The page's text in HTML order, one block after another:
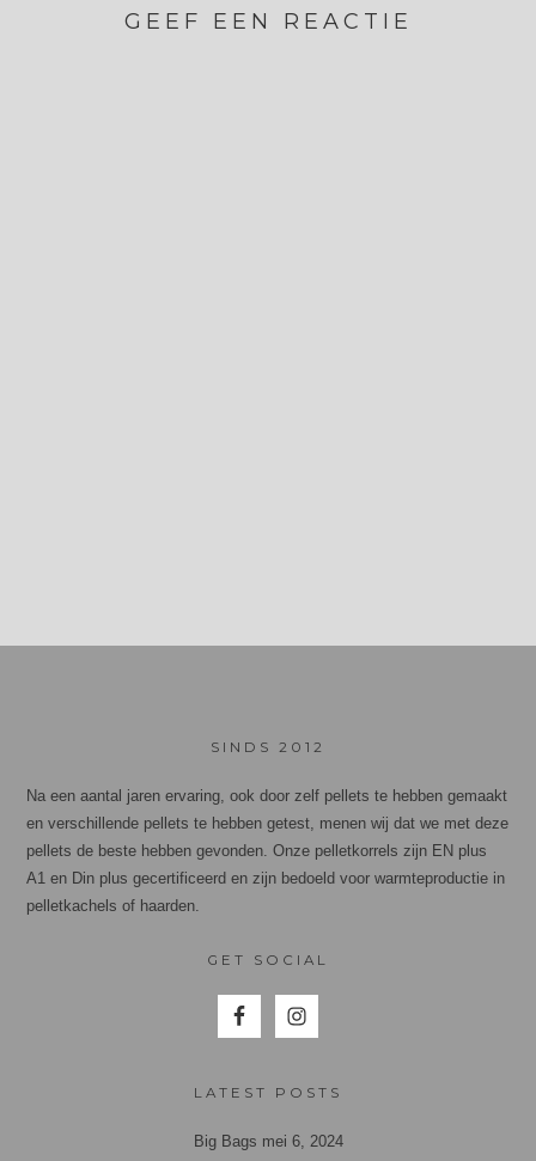
GEEF EEN REACTIE
SINDS 2012
Na een aantal jaren ervaring, ook door zelf pellets te hebben gemaakt
en verschillende pellets te hebben getest, menen wij dat we met deze
pellets de beste hebben gevonden. Onze pelletkorrels zijn EN plus
A1 en Din plus gecertificeerd en zijn bedoeld voor warmteproductie in
pelletkachels of haarden.
GET SOCIAL
LATEST POSTS
Big Bags mei 6, 2024